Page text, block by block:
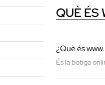
QUÈ ÉS
¿Què és
És la botiga